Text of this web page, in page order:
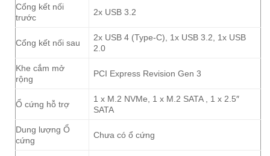
Cổng kết nối
trước
2x USB 3.2
Cổng kết nối sau
2x USB 4 (Type-C), 1x USB 3.2, 1x USB
2.0
Khe cắm mở
rộng
PCI Express Revision Gen 3
Ổ cứng hỗ trợ
1 x M.2 NVMe, 1 x M.2 SATA , 1 x 2.5″
SATA
Dung lượng Ổ
cứng
Chưa có ổ cứng